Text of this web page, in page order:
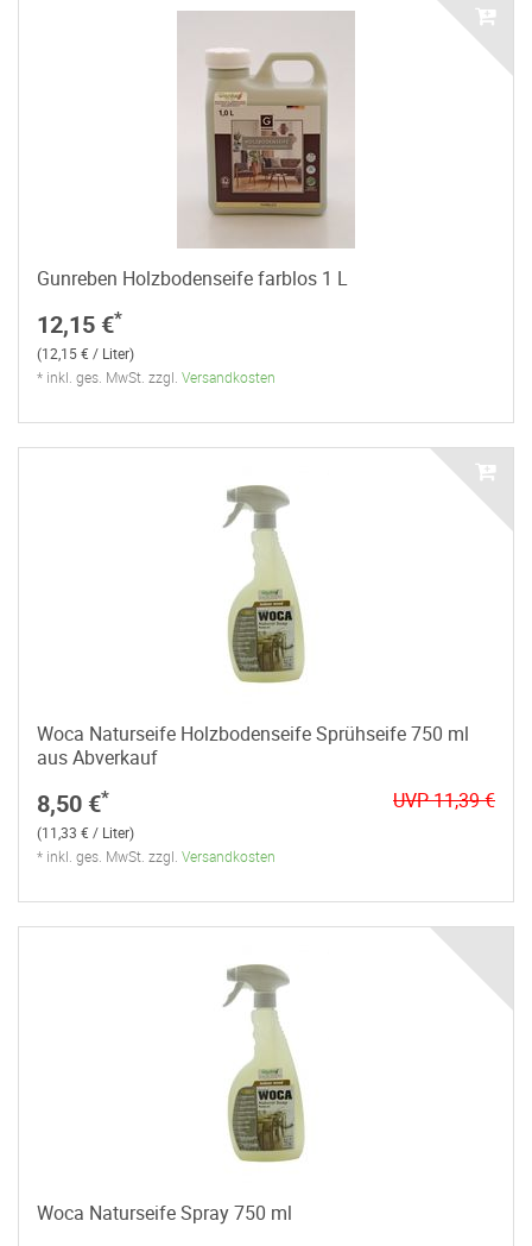
Gunreben Holzbodenseife farblos 1 L
12,15 €*
(12,15 € / Liter)
* inkl. ges. MwSt. zzgl. Versandkosten
Woca Naturseife Holzbodenseife Sprühseife 750 ml
aus Abverkauf
8,50 €* UVP 11,39 €
(11,33 € / Liter)
* inkl. ges. MwSt. zzgl. Versandkosten
Woca Naturseife Spray 750 ml